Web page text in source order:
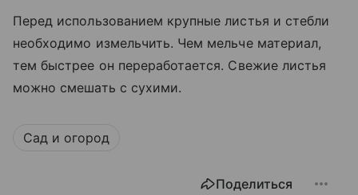
Перед использованием крупные листья и стебли
необходимо измельчить. Чем мельче материал,
тем быстрее он переработается. Свежие листья
можно смешать с сухими.
Сад и огород
Поделиться